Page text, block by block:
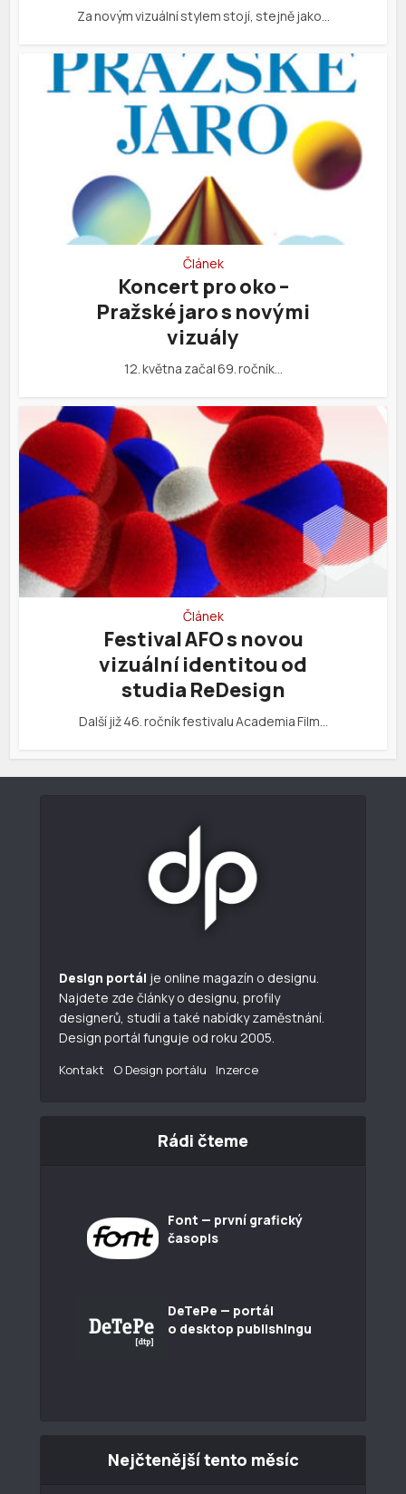
Za novým vizuální stylem stojí, stejně jako…
Článek
Koncert pro oko –
Pražské jaro s novými
vizuály
12. května začal 69. ročník…
Článek
Festival AFO s novou
vizuální identitou od
studia ReDesign
Další již 46. ročník festivalu Academia Film…
Design portál je online magazín o designu.
Najdete zde články o designu, profily
designerů, studií a také nabídky zaměstnání.
Design portál funguje od roku 2005.
Kontakt O Design portálu Inzerce
Rádi čteme
Font — první grafický
časopis
DeTePe — portál
o desktop publishingu
Nejčtenější tento měsíc